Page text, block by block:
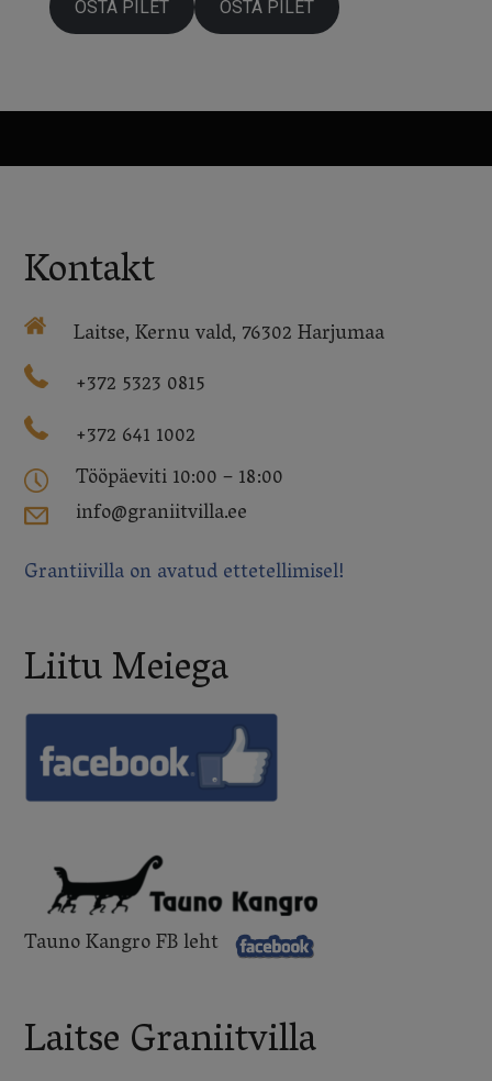
OSTA PILET OSTA PILET
Kontakt
Laitse, Kernu vald, 76302 Harjumaa
+372 5323 0815
+372 641 1002
Tööpäeviti 10:00 – 18:00
info@graniitvilla.ee
Grantiivilla on avatud ettetellimisel!
Liitu Meiega
Tauno Kangro FB leht
Laitse Graniitvilla